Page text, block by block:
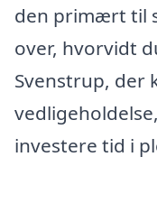
den primært til
over, hvorvidt
Svenstrup, der
investere tid i